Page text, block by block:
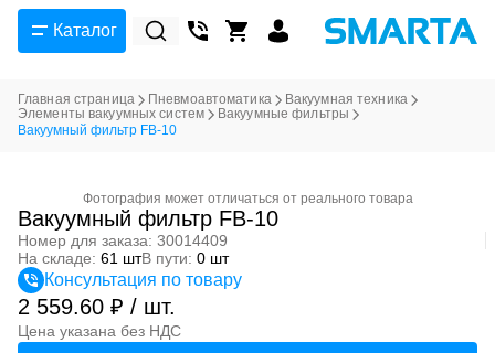
Каталог
Главная страница Пневмоавтоматика
Вакуумная техника
Элементы вакуумных систем
Вакуумные фильтры
Вакуумный фильтр FB-10
Фотография может отличаться от реального товара
Вакуумный фильтр FB-10
Номер для заказа: 30014409
На складе: 61 штВ пути: 0 шт
Консультация по товару
2 559.60 ₽ / шт.
Цена указана без НДС